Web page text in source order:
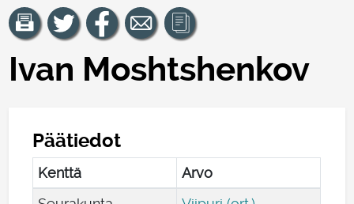
Ivan Moshtshenkov
Päätiedot
Kenttä
Arvo